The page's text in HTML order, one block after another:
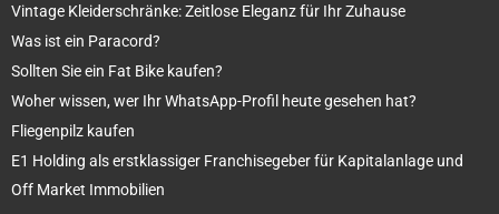
Vintage Kleiderschränke: Zeitlose Eleganz für Ihr Zuhause
Was ist ein Paracord?
Sollten Sie ein Fat Bike kaufen?
Woher wissen, wer Ihr WhatsApp-Profil heute gesehen hat?
Fliegenpilz kaufen
E1 Holding als erstklassiger Franchisegeber für Kapitalanlage und
Off Market Immobilien